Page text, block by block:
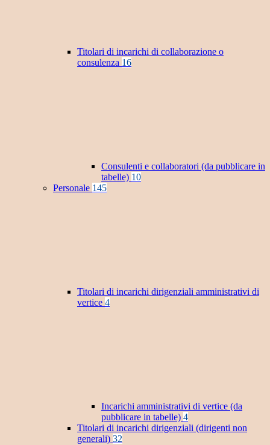
Titolari di incarichi di collaborazione o
consulenza 16
Consulenti e collaboratori (da pubblicare in
tabelle) 10
Personale 145
Titolari di incarichi dirigenziali amministrativi di
vertice 4
Incarichi amministrativi di vertice (da
pubblicare in tabelle) 4
Titolari di incarichi dirigenziali (dirigenti non
generali) 32